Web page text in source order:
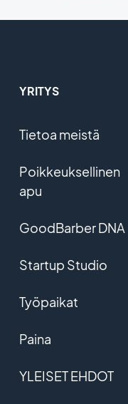
YRITYS
Tietoa meistä
Poikkeuksellinen
apu
GoodBarber DNA
Startup Studio
Työpaikat
Paina
YLEISET EHDOT